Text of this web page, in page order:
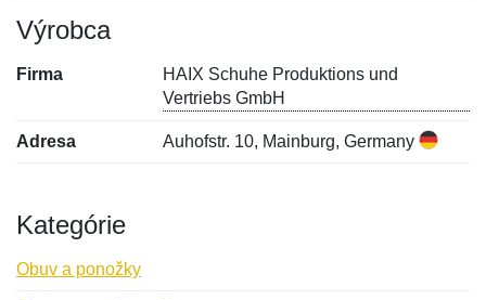
Výrobca
Firma
HAIX Schuhe Produktions und
Vertriebs GmbH
Adresa Auhofstr. 10, Mainburg, Germany
Kategórie
Obuv a ponožky